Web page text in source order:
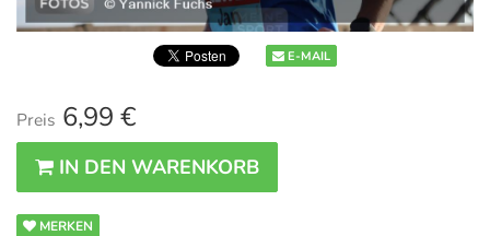
E-MAIL
Preis 6,99 €
IN DEN WARENKORB
MERKEN